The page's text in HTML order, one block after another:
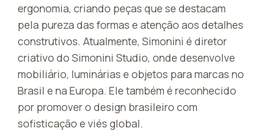
ergonomia, criando peças que se destacam
pela pureza das formas e atenção aos detalhes
construtivos. Atualmente, Simonini é diretor
criativo do Simonini Studio, onde desenvolve
mobiliário, luminárias e objetos para marcas no
Brasil e na Europa. Ele também é reconhecido
por promover o design brasileiro com
sofisticação e viés global.